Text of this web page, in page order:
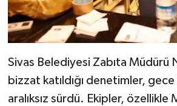
Sivas Belediyesi Zabıta Müdürü
bizzat katıldığı denetimler,
aralıksız sürdü. Ekipler, özellikle